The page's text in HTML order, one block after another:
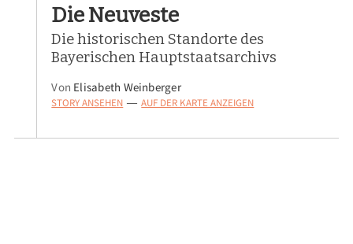
Die Neuveste
Die historischen Standorte des
Bayerischen Hauptstaatsarchivs
Von Elisabeth Weinberger
STORY ANSEHEN — AUF DER KARTE ANZEIGEN